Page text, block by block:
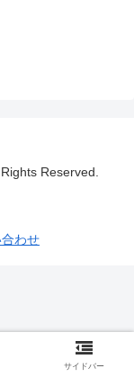
Reserved.
わせ
サイドバー